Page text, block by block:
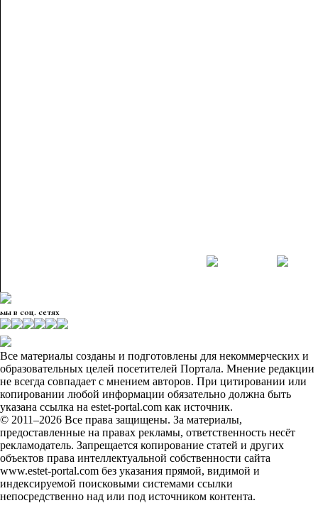
мы в соц. сетях
Все материалы созданы и подготовлены для некоммерческих и
образовательных целей посетителей Портала. Мнение редакции
не всегда совпадает с мнением авторов. При цитировании или
копировании любой информации обязательно должна быть
указана ссылка на estet-portal.com как источник.
© 2011–2026 Все права защищены. За материалы,
предоставленные на правах рекламы, ответственность несёт
рекламодатель. Запрещается копирование статей и других
объектов права интеллектуальной собственности сайта
www.estet-portal.com без указания прямой, видимой и
индексируемой поисковыми системами ссылки
непосредственно над или под источником контента.